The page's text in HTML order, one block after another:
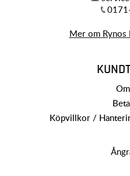
Mer om Rynos
Köpvillkor /